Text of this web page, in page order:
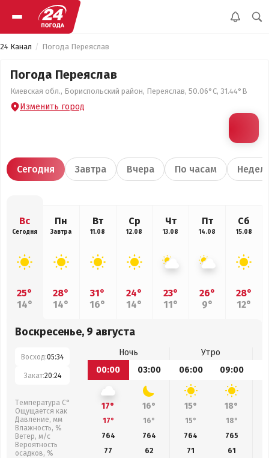
24 Канал Погода Переяслав
Погода Переяслав
Киевская обл., Бориспольский район, Переяслав, 50.06°С, 31.44°В
Изменить город
Сегодня Завтра Вчера По часам
Вс
Сегодня
25°
14°
Пн
Завтра
28°
14°
Вт
11.08
31°
16°
Ср
12.08
24°
14°
Чт
13.08
23°
11°
Пт
14.08
26°
9°
Сб
15.08
28°
12°
Воскресенье, 9 августа
Восход:05:34
Закат:20:24
Температура С°
Ощущается как
Давление, мм
Влажность, %
Ветер, м/с
Вероятность
осадков, %
Ночь
Утро
00:00
03:00 06:00 09:00
17° 16° 15° 18°
17° 16° 15° 18°
764
764 764 765
77
62 71 61